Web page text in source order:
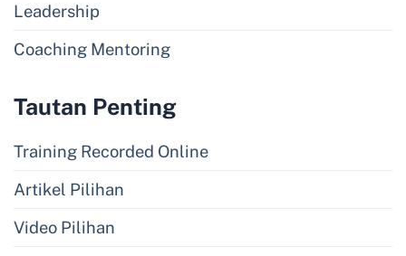
Leadership
Coaching Mentoring
Tautan Penting
Training Recorded Online
Artikel Pilihan
Video Pilihan